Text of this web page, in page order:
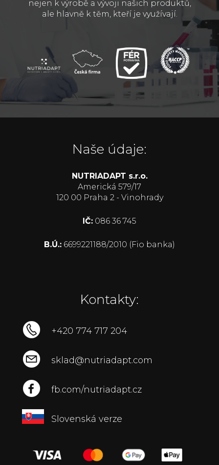
nejen k výrobě a vývoji našich produktů,
ale hlavně k těm, kteří je využívají.
Naše údaje:
NUTRIADAPT s.r.o.
Americká 579/17
120 00 Praha 2 - Vinohrady
IČ: 086 36 745
B.Ú.: 6699221188/2010 (Fio banka)
Kontakty:
+420 774 717 204
sklad@nutriadapt.com
fb.com/nutriadapt.cz
Slovenská verze